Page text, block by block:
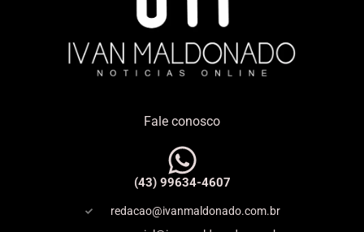
Fale conosco
(43) 99634-4607
redacao@ivanmaldonado.com.br